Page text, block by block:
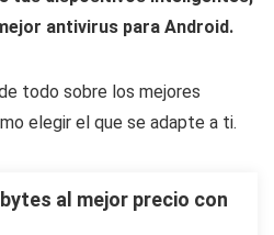
antivirus para Android.
todo sobre los mejores
elegir el que se adapte a ti.
al mejor precio con